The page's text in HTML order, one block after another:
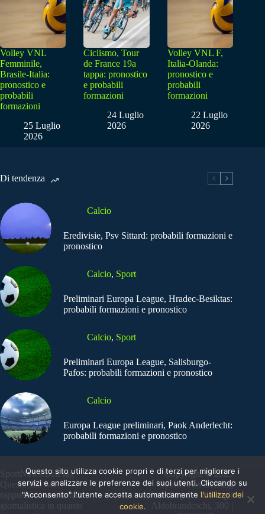
Volley VNL
Femminile,
Brasile-Italia:
pronostico e
probabili
formazioni
25 Luglio
2026
Ciclismo, Tour
de France 19a
tappa: pronostico
e probabili
formazioni
24 Luglio
2026
Volley VNL F,
Italia-Olanda:
pronostico e
probabili
formazioni
22 Luglio
2026
Di tendenza
Calcio
Eredivisie, Psv Sittard: probabili formazioni e
pronostico
Calcio, Sport
Preliminari Europa League, Hradec-Besiktas:
probabili formazioni e pronostico
Calcio, Sport
Preliminari Europa League, Salisburgo-
Pafos: probabili formazioni e pronostico
Calcio
Europa League preliminari, Paok Anderlecht:
probabili formazioni e pronostico
SportNews.BetFlag -
Questo sito non
rappresenta una testata
giornalistica in quanto
Copyright © 2025
SportNews BetFlag
Sede Legale: Via degli
Aldobrandeschi, 300 |
Questo sito utilizza cookie propri e di terzi per migliorare i
servizi e analizzare le preferenze dei suoi utenti. Cliccando su
"Acconsento" l'utente accetta automaticamente l'utilizzo dei
cookie.